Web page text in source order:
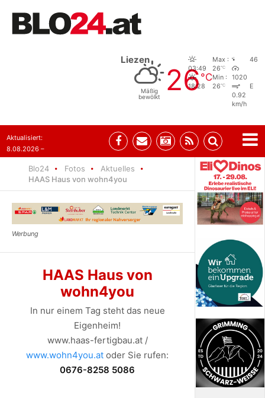
Liezen
Mäßig
bewölkt
26°C
03:49
18:28
Max :
26°C
Min :
26°C
46
1020
E
0.92
km/h
Aktualisiert:
8.08.2026 –
Blo24 Fotos
Aktuelles
HAAS Haus von wohn4you
HAAS Haus von
wohn4you
In nur einem Tag steht das neue
Eigenheim!
www.haas-fertigbau.at /
www.wohn4you.at oder Sie rufen:
0676-8258 5086